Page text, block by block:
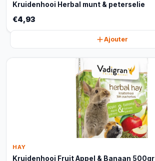
Kruidenhooi Herbal munt & peterselie
€4,93
Ajouter
HAY
Kruidenhooi Fruit Appel & Banaan 500gr